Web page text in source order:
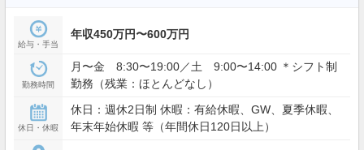
給与・手当
年収450万円〜600万円
勤務時間
月〜金 8:30〜19:00／土 9:00〜14:00 ＊シフト制
勤務（残業：ほとんどなし）
休日・休暇
休日：週休2日制 休暇：有給休暇、GW、夏季休暇、
年末年始休暇 等（年間休日120日以上）